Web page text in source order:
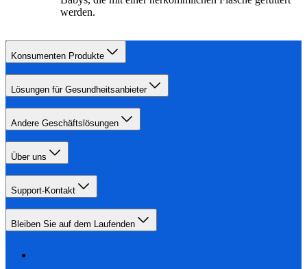
werden.
Konsumenten Produkte
Lösungen für Gesundheitsanbieter
Andere Geschäftslösungen
Über uns
Support-Kontakt
Bleiben Sie auf dem Laufenden